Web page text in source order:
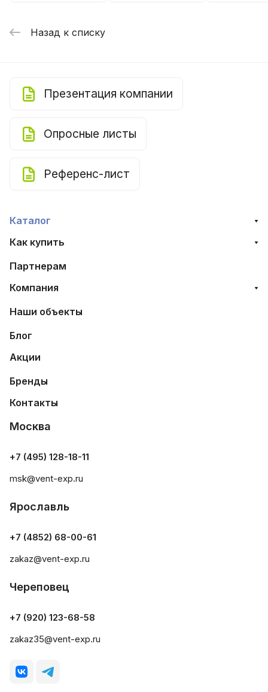
Назад к списку
Презентация компании
Опросные листы
Референс-лист
Каталог
Как купить
Партнерам
Компания
Наши объекты
Блог
Акции
Бренды
Контакты
Москва
+7 (495) 128-18-11
msk@vent-exp.ru
Ярославль
+7 (4852) 68-00-61
zakaz@vent-exp.ru
Череповец
+7 (920) 123-68-58
zakaz35@vent-exp.ru